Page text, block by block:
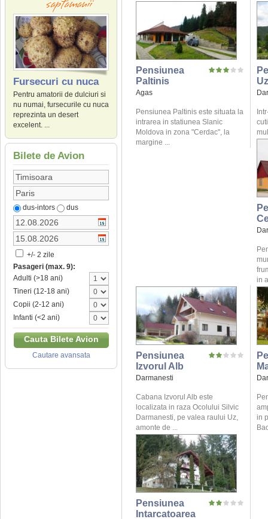
Fursecuri cu nuca
Pentru amatorii de dulciuri si
nu numai, fursecurile cu nuca
reprezinta un desert
excelent. ...
Bilete de Avion
dus-intors dus
+/- 2 zile
Pasageri (max. 9):
Adulti (>18 ani)
Tineri (12-18 ani)
Copii (2-12 ani)
Infanti (<2 ani)
Cauta Bilete Avion
Cautare avansata
Pensiunea
Paltinis
Agas
Pensiunea Paltinis este situata la
intrarea in statiunea Slanic
Moldova in zona "Cerdac", la
margine ...
in
Pensiunea
Izvorul Alb
Darmanesti
Cabana Izvorul Alb este
localizata in raza Ocolului Silvic
Darmanesti, pe valea raului Uz,
amonte de ...
in
Pensiunea
Intarcatoarea